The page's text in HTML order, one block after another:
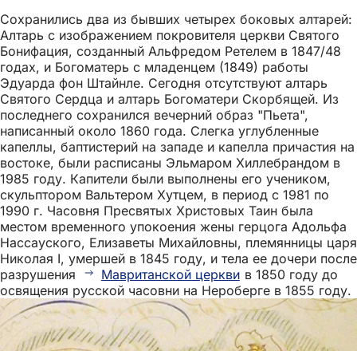
Сохранились два из бывших четырех боковых алтарей:
Алтарь с изображением покровителя церкви Святого
Бонифация, созданный Альфредом Ретелем в 1847/48
годах, и Богоматерь с младенцем (1849) работы
Эдуарда фон Штайнле. Сегодня отсутствуют алтарь
Святого Сердца и алтарь Богоматери Скорбящей. Из
последнего сохранился вечерний образ "Пьета",
написанный около 1860 года. Слегка углубленные
капеллы, баптистерий на западе и капелла причастия на
востоке, были расписаны Эльмаром Хиллебрандом в
1985 году. Капители были выполнены его учеником,
скульптором Вальтером Хутцем, в период с 1981 по
1990 г. Часовня Пресвятых Христовых Таин была
местом временного упокоения жены герцога Адольфа
Нассауского, Елизаветы Михайловны, племянницы царя
Николая I, умершей в 1845 году, и тела ее дочери после
разрушения
Мавританской церкви в 1850 году до
освящения русской часовни на Нероберге в 1855 году.